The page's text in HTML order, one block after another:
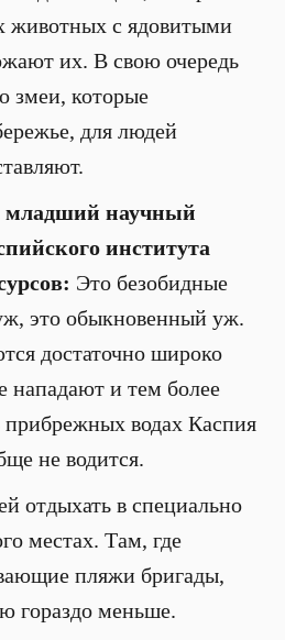
животных с ядовитыми
их. В свою очередь
змеи, которые
для людей
младший научный
института
Это безобидные
это обыкновенный уж.
достаточно широко
нападают и тем более
водах Каспия
не водится.
отдыхать в специально
местах. Там, где
пляжи бригады,
гораздо меньше.